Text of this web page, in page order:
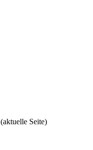
(aktuelle Seite)